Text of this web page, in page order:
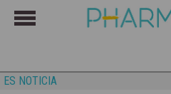
ES NOTICIA